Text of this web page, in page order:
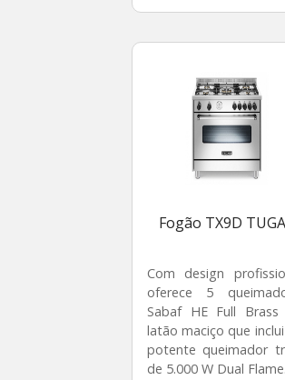
Fogão TX9D
Com design
oferece 5
Sabaf HE Full Brass
latão maciço que
potente queimador
de 5.000 W Dual Flame.